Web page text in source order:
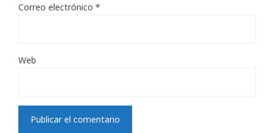
Correo electrónico *
Web